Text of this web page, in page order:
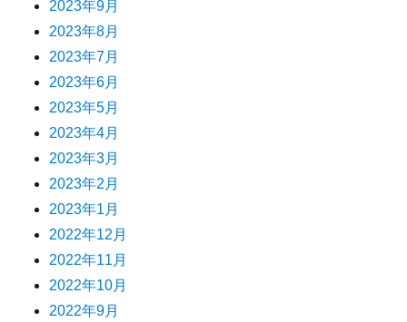
2023年9月
2023年8月
2023年7月
2023年6月
2023年5月
2023年4月
2023年3月
2023年2月
2023年1月
2022年12月
2022年11月
2022年10月
2022年9月